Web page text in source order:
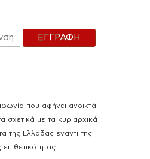
που αφήνει ανοικτά
σχετικά με τα κυριαρχικά
της Ελλάδας έναντι της
επιθετικότητας